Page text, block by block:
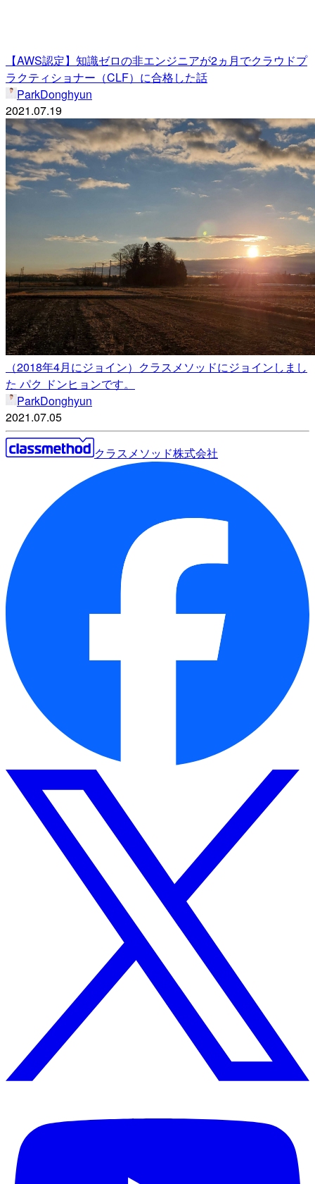
【AWS認定】知識ゼロの非エンジニアが2ヵ月でクラウドプ
ラクティショナー（CLF）に合格した話
ParkDonghyun
2021.07.19
（2018年4月にジョイン）クラスメソッドにジョインしまし
た パク ドンヒョンです。
ParkDonghyun
2021.07.05
クラスメソッド株式会社